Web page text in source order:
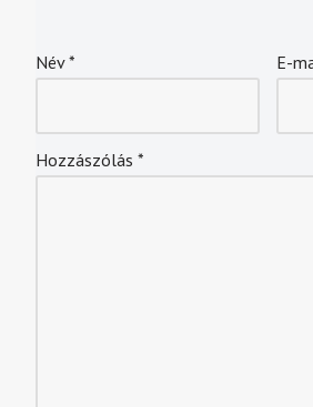
Név* E-
Hozzászólás *